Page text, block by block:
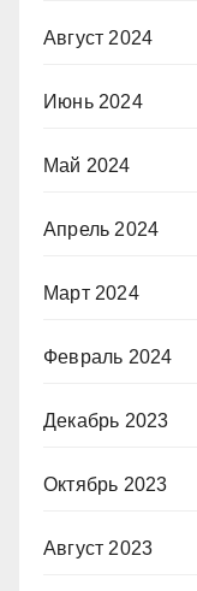
Август 2024
Июнь 2024
Май 2024
Апрель 2024
Март 2024
Февраль 2024
Декабрь 2023
Октябрь 2023
Август 2023